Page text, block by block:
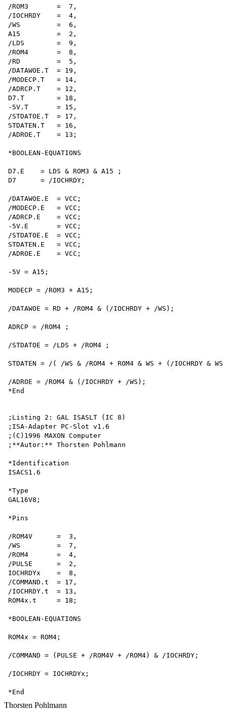
/ROM3       =  7,
/IOCHRDY    =  4,
/WS         =  6,
A15         =  2,
/LDS        =  9,
/ROM4       =  8,
/RD         =  5,
/DATAWOE.T  = 19,
/MODECP.T   = 14,
/ADRCP.T    = 12,
D7.T        = 18,
-5V.T       = 15,
/STDATOE.T  = 17,
STDATEN.T   = 16,
/ADROE.T    = 13;
*BOOLEAN-EQUATIONS
D7.E    = LDS & ROM3 & A15 ;
D7      = /IOCHRDY;
/DATAWOE.E  = VCC;
/MODECP.E   = VCC;
/ADRCP.E    = VCC;
-5V.E       = VCC;
/STDATOE.E  = VCC;
STDATEN.E   = VCC;
/ADROE.E    = VCC;
-5V = A15;
MODECP = /ROM3 + A15;
/DATAWOE = RD + /ROM4 & (/IOCHRDY + /WS);
ADRCP = /ROM4 ;
/STDATOE = /LDS + /ROM4 ;
STDATEN = /( /WS & /ROM4 + ROM4 & WS + (/IOCHRDY &
/ADROE = /ROM4 & (/IOCHRDY + /WS);
;Listing 2: GAL ISASLT (IC 8)
;ISA-Adapter PC-Slot v1.6
;(C)1996 MAXON Computer
;**Autor:** Thorsten Pohlmann
*Identification
ISACS1.6
*Type
GAL16V8;
*Pins
/ROM4V      =  3,
/WS         =  7,
/ROM4       =  4,
/PULSE      =  2,
IOCHRDYx    =  8,
/COMMAND.t  = 17,
/IOCHRDY.t  = 13,
ROM4x.t     = 18;
*BOOLEAN-EQUATIONS
ROM4x = ROM4;
/COMMAND = (PULSE + /ROM4V + /ROM4) & /IOCHRDY;
/IOCHRDY = IOCHRDYx;
Thorsten Pohlmann